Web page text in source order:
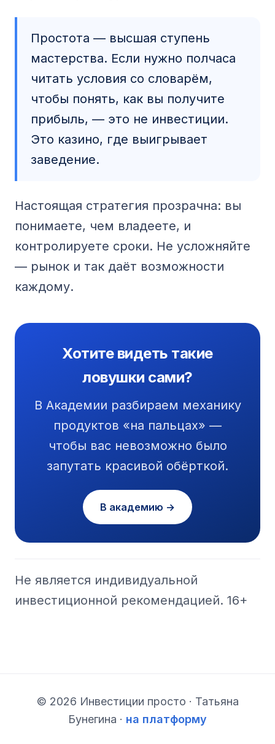
Простота — высшая ступень
мастерства. Если нужно полчаса
читать условия со словарём,
чтобы понять, как вы получите
прибыль, — это не инвестиции.
Это казино, где выигрывает
заведение.
Настоящая стратегия прозрачна: вы
понимаете, чем владеете, и
контролируете сроки. Не усложняйте
— рынок и так даёт возможности
каждому.
Хотите видеть такие
ловушки сами?
В Академии разбираем механику
продуктов «на пальцах» —
чтобы вас невозможно было
запутать красивой обёрткой.
В академию →
Не является индивидуальной
инвестиционной рекомендацией. 16+
© 2026 Инвестиции просто · Татьяна
Бунегина · на платформу